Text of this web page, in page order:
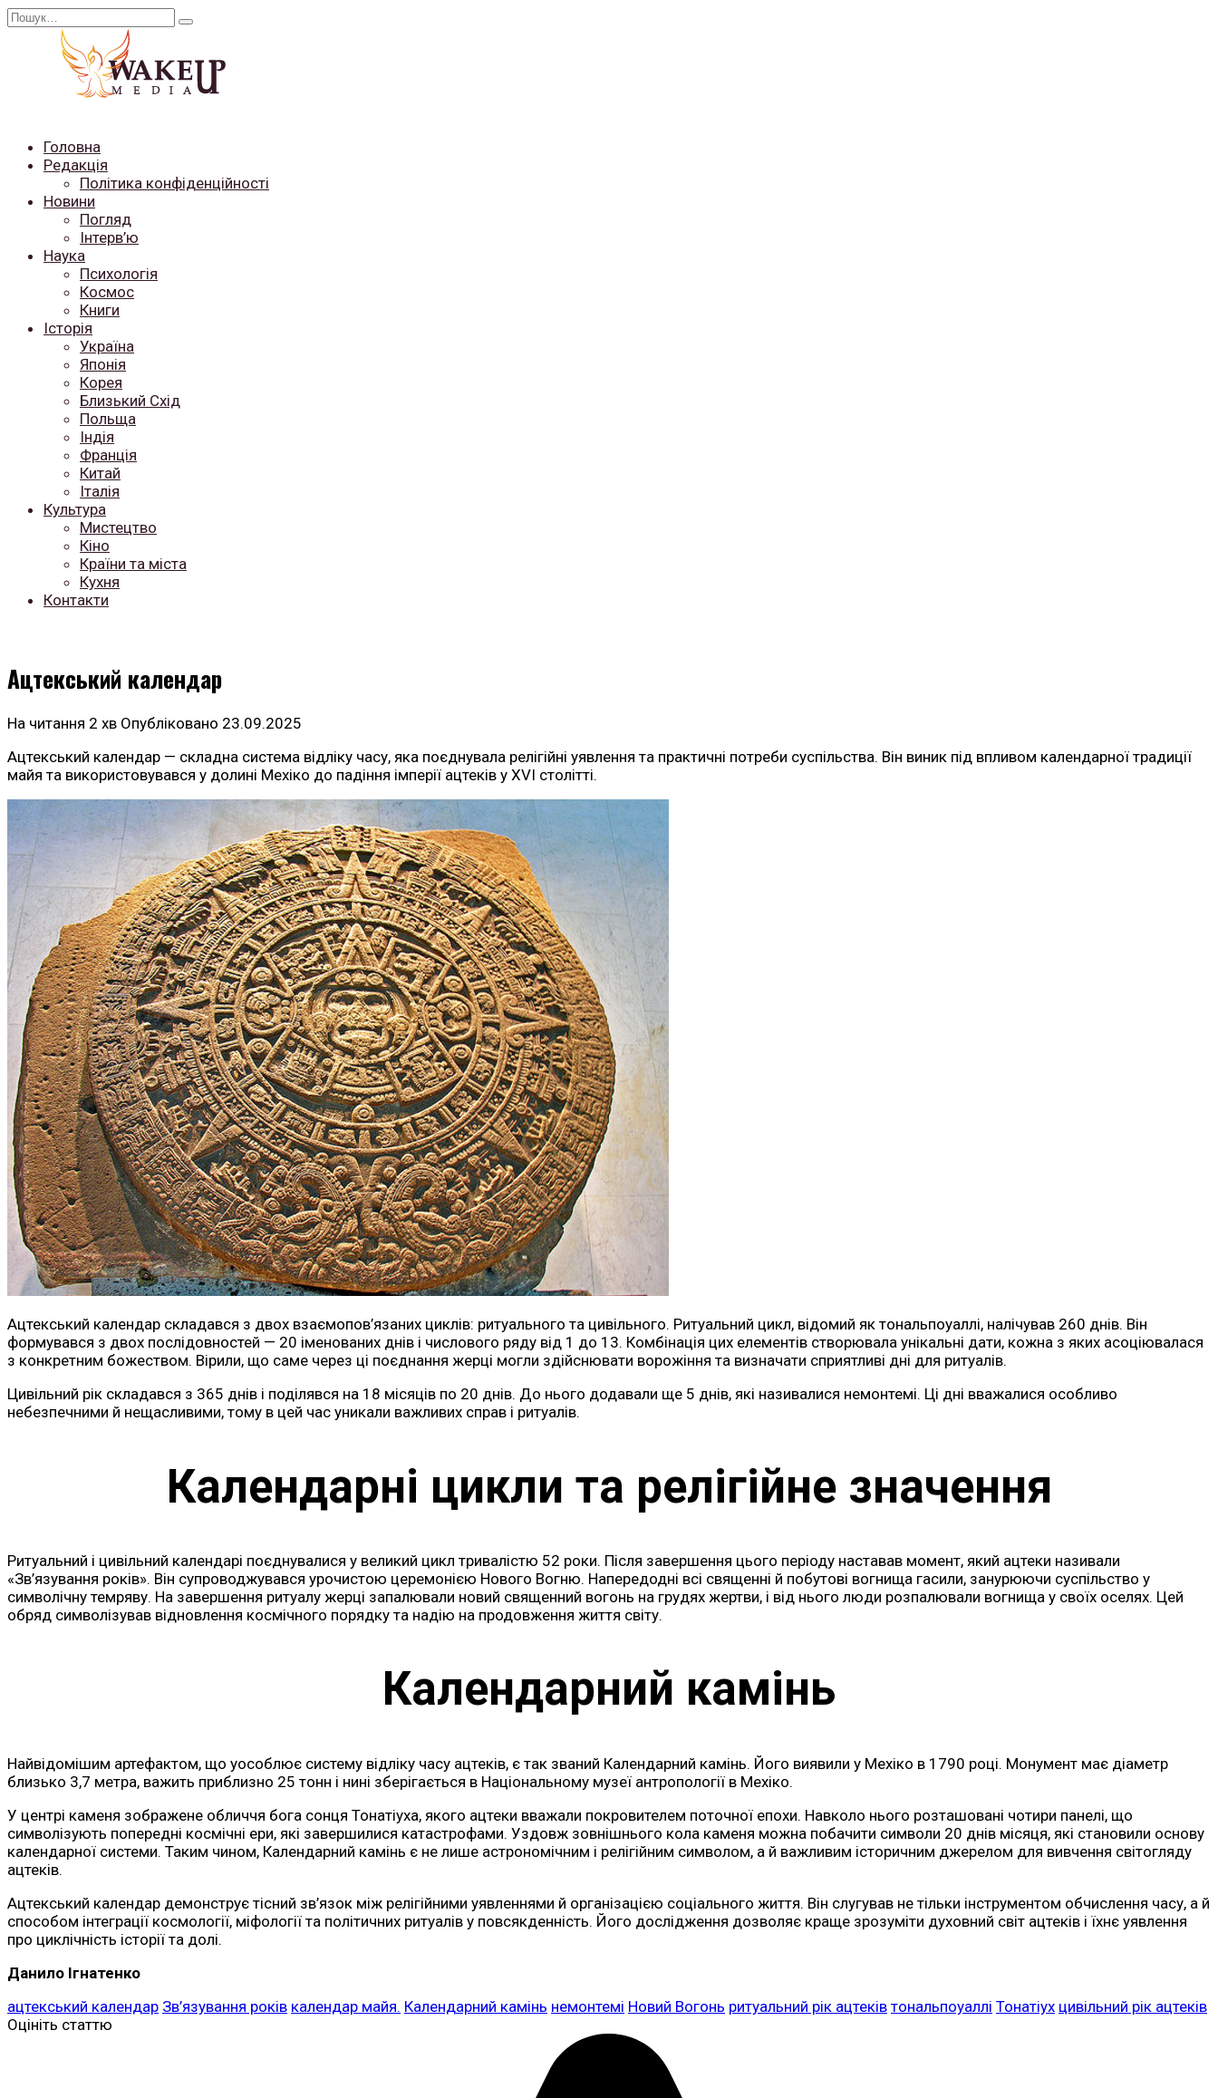
Перейти
Search
Головна
Редакція
Політика конфіденційності
Новини
Погляд
Інтерв’ю
Наука
Психологія
Космос
Книги
Історія
Україна
Японія
Корея
Близький Схід
Польща
Індія
Франція
Китай
Італія
Культура
Мистецтво
Кіно
Країни та міста
Кухня
Контакти
Ацтекський календар
На читання 2 хв Опубліковано 23.09.2025
Ацтекський календар — складна система відліку часу, яка поєднувала релігійні уявлення та практичні потреби суспільства. Він виник під впливом календарної традиції
майя та використовувався у долині Мехіко до падіння імперії ацтеків у XVI столітті.
Ацтекський календар складався з двох взаємопов’язаних циклів: ритуального та цивільного. Ритуальний цикл, відомий як тональпоуаллі, налічував 260 днів. Він
формувався з двох послідовностей — 20 іменованих днів і числового ряду від 1 до 13. Комбінація цих елементів створювала унікальні дати, кожна з яких асоціювалася
з конкретним божеством. Вірили, що саме через ці поєднання жерці могли здійснювати ворожіння та визначати сприятливі дні для ритуалів.
Цивільний рік складався з 365 днів і поділявся на 18 місяців по 20 днів. До нього додавали ще 5 днів, які називалися немонтемі. Ці дні вважалися особливо
небезпечними й нещасливими, тому в цей час уникали важливих справ і ритуалів.
Календарні цикли та релігійне значення
Ритуальний і цивільний календарі поєднувалися у великий цикл тривалістю 52 роки. Після завершення цього періоду наставав момент, який ацтеки називали
«Зв’язування років». Він супроводжувався урочистою церемонією Нового Вогню. Напередодні всі священні й побутові вогнища гасили, занурюючи суспільство у
символічну темряву. На завершення ритуалу жерці запалювали новий священний вогонь на грудях жертви, і від нього люди розпалювали вогнища у своїх оселях. Цей
обряд символізував відновлення космічного порядку та надію на продовження життя світу.
Календарний камінь
Найвідомішим артефактом, що уособлює систему відліку часу ацтеків, є так званий Календарний камінь. Його виявили у Мехіко в 1790 році. Монумент має діаметр
близько 3,7 метра, важить приблизно 25 тонн і нині зберігається в Національному музеї антропології в Мехіко.
У центрі каменя зображене обличчя бога сонця Тонатіуха, якого ацтеки вважали покровителем поточної епохи. Навколо нього розташовані чотири панелі, що
символізують попередні космічні ери, які завершилися катастрофами. Уздовж зовнішнього кола каменя можна побачити символи 20 днів місяця, які становили основу
календарної системи. Таким чином, Календарний камінь є не лише астрономічним і релігійним символом, а й важливим історичним джерелом для вивчення світогляду
ацтеків.
Ацтекський календар демонструє тісний зв’язок між релігійними уявленнями й організацією соціального життя. Він слугував не тільки інструментом обчислення часу, а й
способом інтеграції космології, міфології та політичних ритуалів у повсякденність. Його дослідження дозволяє краще зрозуміти духовний світ ацтеків і їхнє уявлення
про циклічність історії та долі.
Данило Ігнатенко
ацтекський календар Зв’язування років календар майя. Календарний камінь немонтемі Новий Вогонь ритуальний рік ацтеків тональпоуаллі Тонатіух цивільний рік ацтеків
Оцініть статтю